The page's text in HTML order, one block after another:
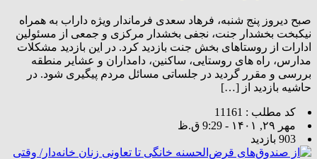
صبح دیروز پنج شنبه، فرهاد سعدی فرماندار ویژه داراب به همراه
نیکبخت بخشدار جنت، نجفی بخشدار مرکزی و جمعی از مسئولین
ادارات از روستاهای بخش جنت بازدید کرد. در این بازدید مشکلات
مدارس، راه های روستایی، ساکنین، دامداران و عشایر منطقه
بررسی و مقرر گردید در جلساتی مسائل مردم پیگیری شود. در
حاشیه بازدید از […]
کد مطلب : 11161
مهر ۲۹, ۱۴۰۱ - 9:29 ق.ظ
903 بازدید